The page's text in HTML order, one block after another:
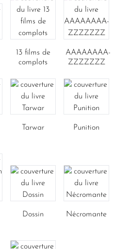
13 films de
complots
AAAAAAAA-
ZZZZZZZ
Tarwar Punition
Dossin Nécromante